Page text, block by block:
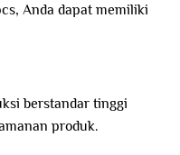
Anda dapat memiliki
berstandar tinggi
produk.